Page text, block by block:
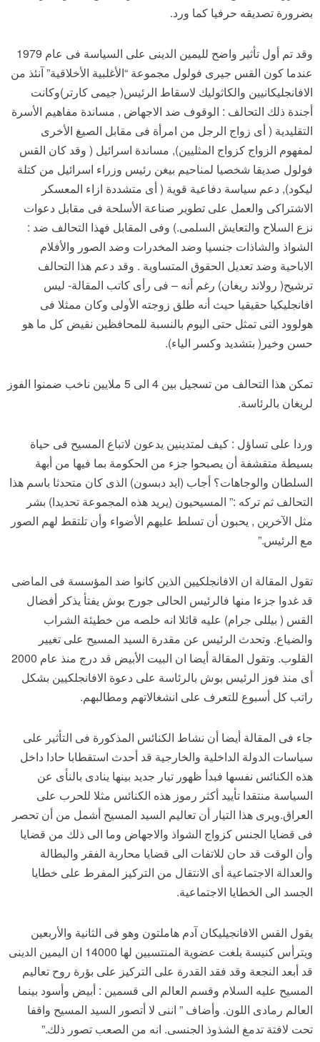
بضرورة تصديقه حرفيا كما ورد.
وقد تم أول تأثير واضح لليمين الدينى على السياسة فى عام 1979
عندما كون القس جيرى فولول مجموعة “الأغلبية الأخلاقية” آنئذ من
الافانجليكانيين والكاثوليك لاسقاط الرئيس( جيمى كارتر)وكانت
أجندة ذلك التحالف : الوقوف ضد الاجهاض , مساندة مفاهيم الأسرة
التقليدية ( أى زواج الرجل من امرأة فى مقابل الصيغ الأخرى
لمفهوم الزواج كزواج المثليين), مساندة اسرائيل ( وقد كان القس
فولول صديقا شخصيا لمناحيم بيغن رئيس وزراء اسرائيل من كتلة
ليكود), دعم سياسة دفاعية قوية ( أى متشددة ازاء المعسكر
الاشتراكى والعمل على تطوير صناعة الأسلحة فى مقابل دعوات
نزع السلاح والتعايش السلمى.) وفى المقابل فهذا التحالف ضد :
الشواذ والشاذات جنسيا وضد المخدرات وضد الصور والأفلام
الاباحية وضد تعديل الحقوق المتساوية . وقد دعم هذا التحالف
ترشيح( رولاند ريغان) رغم أنه – فى رأى كاتب المقالة- ليس
افانجليكيا حقيقيا حيث أنه طلق زوجته الأولى وكان ممثلا فى
هولوود التى تمثل حتى اليوم بالنسبة للمحافظين نقيض كل ما هو
حسن وخير( بتشديد وكسر الياء).
تمكن هذا التحالف من تسجيل بين 4 الى 5 ملايين ناخب ضمنوا الفوز
لريغان بالرئاسة.
وردا على تساؤل : كيف لمتدينين يدعون لاتباع المسيح فى حياة
بسيطة متقشفة أن يصبحوا جزء من الحكومة بما فيها من أبهة
السلطان والوجاهات؟ أجاب (ايد دبسون) الذى كان متحدثا باسم هذا
التحالف ثم تركه :” المسيحيون (يريد هذه المجموعة تحديدا) بشر
مثل الآخرين , يحبون أن تسلط عليهم الأضواء وأن تلتقط لهم الصور
مع الرئيس.”
تقول المقالة ان الافانجلكيين الذين كانوا ضد المؤسسة فى الماضى
قد غدوا جزءا منها فالرئيس الحالى جورج بوش يفتأ يذكر أفضال
القس ( بيللى جرام) عليه قائلا انه خلصه من خطيئة الشراب
والضياع. وتحدث الرئيس عن مقدرة السيد المسيح على تغيير
القلوب. وتقول المقالة أيضا ان البيت الأبيض قد درج منذ عام 2000
أى منذ فوز الرئيس بوش بالرئاسة على دعوة الافانجلكيين بشكل
راتب كل أسبوع للتعرف على انشغالاتهم ومطالبهم.
جاء فى المقالة أيضا أن نشاط الكنائس المذكورة فى التأثير على
سياسات الدولة الداخلية والخارجية قد أحدث استقطابا حادا داخل
هذه الكنائس نفسها فبدأ ظهور تيار جديد بينها ينادى بالنأى عن
السياسة منتقدا تأييد أكثر رموز هذه الكنائس مثلا للحرب على
العراق.ويرى هذا التيار أن تعاليم السيد المسيح أشمل من أن تحصر
فى قضايا الجنس كزواج الشواذ والاجهاض وما الى ذلك من قضايا
وأن الوقت قد حان للاتفات الى قضايا محاربة الفقر والبطالة
والعدالة الاجتماعية أى الانتقال من التركيز المفرط على خطايا
الجسد الى الخطايا الاجتماعية.
يقول القس الافانجيليكان آدم هاملتون وهو فى الثانية والأربعين
ويترأس كنيسة بلغت عضوية المنتسبين لها 14000 ان اليمين الدينى
قد أبعد النجعة وقد فقد القدرة على التركيز على بؤرة روح تعاليم
المسيح عليه السلام وقسم العالم الى قسمين : أبيض وأسود بينما
العالم رمادى اللون. وأضاف ” اننى لا أتصور السيد المسيح واقفا
تحت لافتة تدمغ الشذوذ الجنسى. انه من الصعب تصور ذلك.”